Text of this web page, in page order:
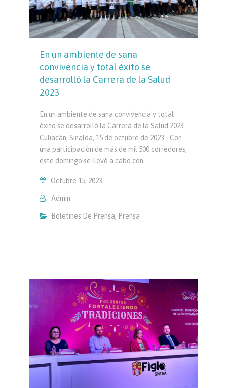
En un ambiente de sana
convivencia y total éxito se
desarrolló la Carrera de la Salud
2023
En un ambiente de sana convivencia y total
éxito se desarrolló la Carrera de la Salud 2023
Culiacán, Sinaloa, 15 de octubre de 2023.- Con
una participación de más de mil 500 corredores,
este domingo se llevó a cabo con…
Octubre 15, 2023
Admin
Boletines De Prensa, Prensa